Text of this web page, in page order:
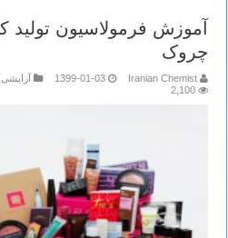
آموزش فرمولاسیون تولید
چروک
Iranian Chemist
1399-01-03
2,100